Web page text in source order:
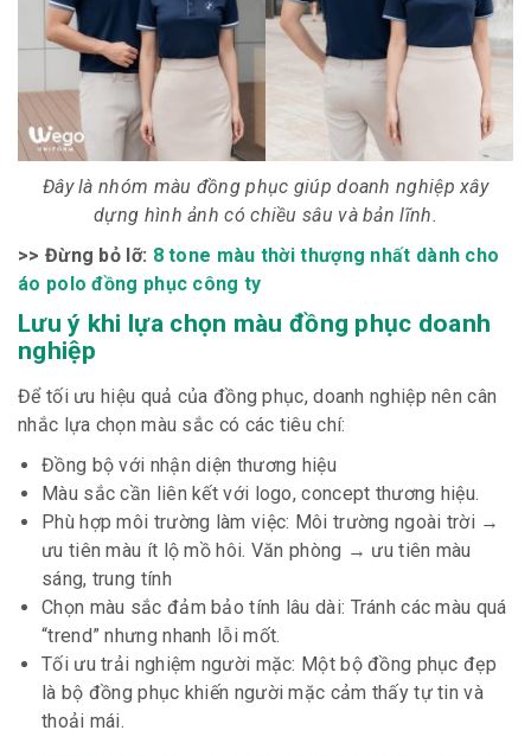
Đây là nhóm màu đồng phục giúp doanh nghiệp xây
dựng hình ảnh có chiều sâu và bản lĩnh.
>> Đừng bỏ lỡ: 8 tone màu thời thượng nhất dành cho
áo polo đồng phục công ty
Lưu ý khi lựa chọn màu đồng phục doanh
nghiệp
Để tối ưu hiệu quả của đồng phục, doanh nghiệp nên cân
nhắc lựa chọn màu sắc có các tiêu chí:
Đồng bộ với nhận diện thương hiệu
Màu sắc cần liên kết với logo, concept thương hiệu.
Phù hợp môi trường làm việc: Môi trường ngoài trời →
ưu tiên màu ít lộ mồ hôi. Văn phòng → ưu tiên màu
sáng, trung tính
Chọn màu sắc đảm bảo tính lâu dài: Tránh các màu quá
“trend” nhưng nhanh lỗi mốt.
Tối ưu trải nghiệm người mặc: Một bộ đồng phục đẹp
là bộ đồng phục khiến người mặc cảm thấy tự tin và
thoải mái.